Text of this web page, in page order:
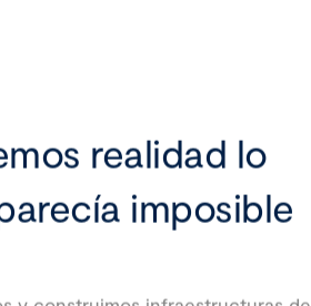
realidad lo
imposible